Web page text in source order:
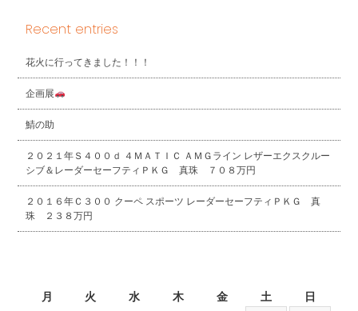
Recent entries
花火に行ってきました！！！
企画展
鯖の助
２０２１年Ｓ４００ｄ ４ＭＡＴＩＣ ＡＭＧライン レザーエクスクルー
シブ＆レーダーセーフティＰＫＧ 真珠 ７０８万円
２０１６年Ｃ３００ クーペ スポーツ レーダーセーフティＰＫＧ 真
珠 ２３８万円
月 火 水 木 金 土 日